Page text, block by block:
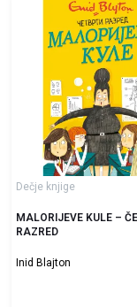
Dečje knjige
MALORIJEVE KULE –
RAZRED
Inid Blajton